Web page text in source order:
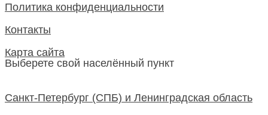
Политика конфиденциальности
Контакты
Карта сайта
Выберете свой населённый пункт
Санкт-Петербург (СПБ) и Ленинградская область